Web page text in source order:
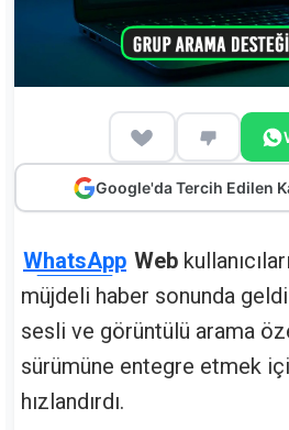
Google'da Tercih Edilen
WhatsApp Web
müjdeli haber sonunda
sesli ve görüntülü arama
sürümüne entegre etmek
hızlandırdı.